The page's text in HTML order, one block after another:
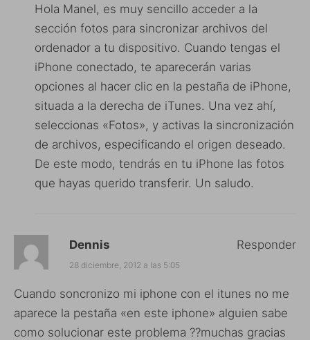
Hola Manel, es muy sencillo acceder a la
sección fotos para sincronizar archivos del
ordenador a tu dispositivo. Cuando tengas el
iPhone conectado, te aparecerán varias
opciones al hacer clic en la pestaña de iPhone,
situada a la derecha de iTunes. Una vez ahí,
seleccionas «Fotos», y activas la sincronización
de archivos, especificando el origen deseado.
De este modo, tendrás en tu iPhone las fotos
que hayas querido transferir. Un saludo.
Dennis
28 diciembre, 2012 a las 5:05
Cuando soncronizo mi iphone con el itunes no me
aparece la pestaña «en este iphone» alguien sabe
como solucionar este problema ??muchas gracias
Responder